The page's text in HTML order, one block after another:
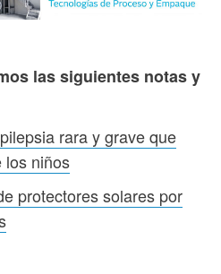
las siguientes notas y
rara y grave que
los niños
protectores solares por